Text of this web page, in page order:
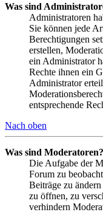
Was sind
Administratoren
Sie können jede
Berechtigungen
erstellen,
ein Administrator
Rechte ihnen ein
Administrator
entsprechende
Nach oben
Was sind Moderatoren?
Die Aufgabe der
Forum zu
Beiträge zu
zu öffnen, zu
verhindern